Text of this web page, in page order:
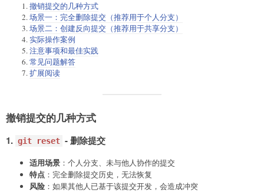
撤销提交的几种方式
场景一：完全删除提交（推荐用于个人分支）
场景二：创建反向提交（推荐用于共享分支）
实际操作案例
注意事项和最佳实践
常见问题解答
扩展阅读
撤销提交的几种方式
1. git reset - 删除提交
适用场景 ：个人分支、未与他人协作的提交
特点 ：完全删除提交历史，无法恢复
风险 ：如果其他人已基于该提交开发，会造成冲突